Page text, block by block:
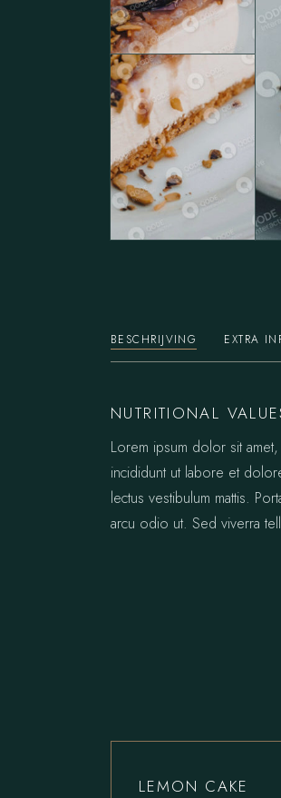
BESCHRIJVING EXTRA
NUTRITIONAL
Lorem ipsum dolor sit
incididunt ut labore et
lectus vestibulum mattis.
arcu odio ut. Sed viverra
LEMON CAKE